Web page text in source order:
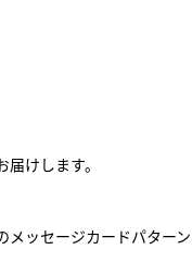
けします。
メッセージカードパターン